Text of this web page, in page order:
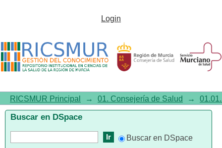
First biennium of mortality
system Iris for coding multiple
causes of death
Login
RICSMUR Principal → 01. Consejería de Salud →
Buscar en DSpace
Buscar en DSpace